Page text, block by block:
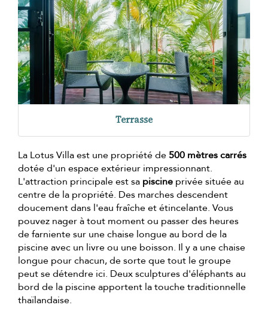
Terrasse
La Lotus Villa est une propriété de500 mètres carrés
dotée d'un espace extérieur impressionnant.
L'attraction principale est sa piscine privée située au
centre de la propriété. Des marches descendent
doucement dans l'eau fraîche et étincelante. Vous
pouvez nager à tout moment ou passer des heures
de farniente sur une chaise longue au bord de la
piscine avec un livre ou une boisson. Il y a une chaise
longue pour chacun, de sorte que tout le groupe
peut se détendre ici. Deux sculptures d'éléphants au
bord de la piscine apportent la touche traditionnelle
thaïlandaise.